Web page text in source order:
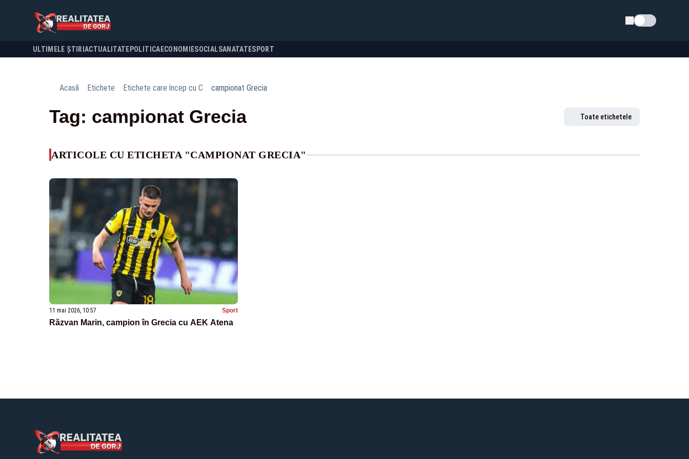
Schimba tema
ULTIMELE ȘTIRI ACTUALITATE POLITICA ECONOMIESOCIALSANATATESPORT
Acasă Etichete Etichete care încep cu C campionat Grecia
Tag: campionat Grecia Toate etichetele
ARTICOLE CU ETICHETA "CAMPIONAT GRECIA"
11 mai 2026, 10:57 Sport
Răzvan Marin, campion în Grecia cu AEK Atena